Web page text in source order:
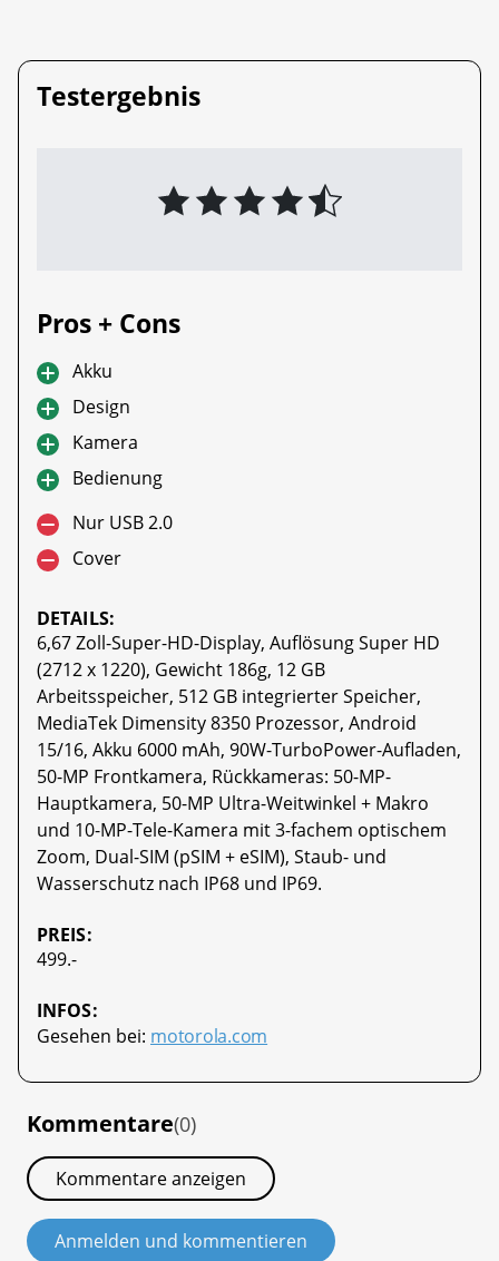
Testergebnis
Pros + Cons
Akku
Design
Kamera
Bedienung
Nur USB 2.0
Cover
DETAILS:
6,67 Zoll-Super-HD-Display, Auflösung Super HD
(2712 x 1220), Gewicht 186g, 12 GB
Arbeitsspeicher, 512 GB integrierter Speicher,
MediaTek Dimensity 8350 Prozessor, Android
15/16, Akku 6000 mAh, 90W-TurboPower-Aufladen,
50-MP Frontkamera, Rückkameras: 50-MP-
Hauptkamera, 50-MP Ultra-Weitwinkel + Makro
und 10-MP-Tele-Kamera mit 3-fachem optischem
Zoom, Dual-SIM (pSIM + eSIM), Staub- und
Wasserschutz nach IP68 und IP69.
PREIS:
499.-
INFOS:
Gesehen bei: motorola.com
Kommentare(0)
Kommentare anzeigen
Anmelden und kommentieren